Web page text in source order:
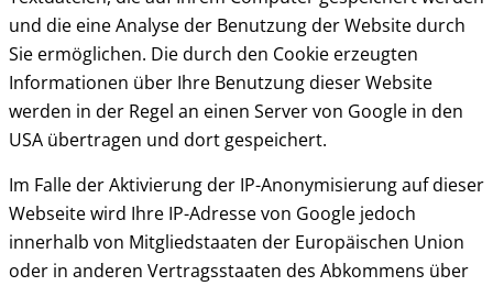
und die eine Analyse der Benutzung der Website durch
Sie ermöglichen. Die durch den Cookie erzeugten
Informationen über Ihre Benutzung dieser Website
werden in der Regel an einen Server von Google in den
USA übertragen und dort gespeichert.
Im Falle der Aktivierung der IP-Anonymisierung auf dieser
Webseite wird Ihre IP-Adresse von Google jedoch
innerhalb von Mitgliedstaaten der Europäischen Union
oder in anderen Vertragsstaaten des Abkommens über